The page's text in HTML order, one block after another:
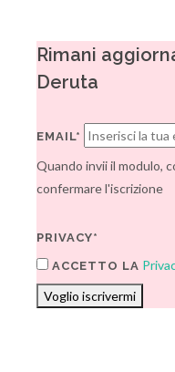
Rimani
Deruta
EMAIL*
Quando invii il modulo,
confermare l'iscrizione
PRIVACY*
ACCETTO LA
Voglio iscrivermi